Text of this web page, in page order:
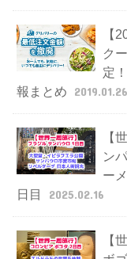
【
ク
定
報まとめ
2019.01.26
【
ン
ー
日目
2025.02.16
【